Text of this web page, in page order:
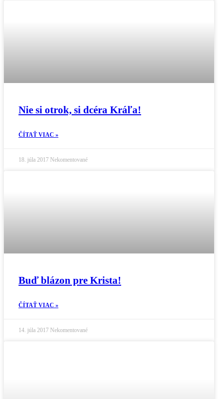
Nie si otrok, si dcéra Kráľa!
ČÍTAŤ VIAC »
18. júla 2017 Nekomentované
Buď blázon pre Krista!
ČÍTAŤ VIAC »
14. júla 2017 Nekomentované